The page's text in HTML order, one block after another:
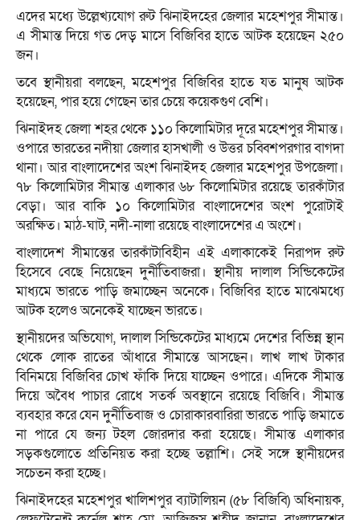
এদের মধ্যে উল্লেখ্যযোগ রুট ঝিনাইদহের জেলার মহেশপুর সীমান্ত।
এ সীমান্ত দিয়ে গত দেড় মাসে বিজিবির হাতে আটক হয়েছেন ২৫০
জন।
তবে স্থানীয়রা বলছেন, মহেশপুর বিজিবির হাতে যত মানুষ আটক
হয়েছেন, পার হয়ে গেছেন তার চেয়ে কয়েকগুণ বেশি।
ঝিনাইদহ জেলা শহর থেকে ১১০ কিলোমিটার দূরে মহেশপুর সীমান্ত।
ওপারে ভারতের নদীয়া জেলার হাসখালী ও উত্তর চব্বিশপরগার বাগদা
থানা। আর বাংলাদেশের অংশ ঝিনাইদহ জেলার মহেশপুর উপজেলা।
৭৮ কিলোমিটার সীমান্ত এলাকার ৬৮ কিলোমিটার রয়েছে তারকাঁটার
বেড়া। আর বাকি ১০ কিলোমিটার বাংলাদেশের অংশ পুরোটাই
অরক্ষিত। মাঠ-ঘাট, নদী-নালা রয়েছে বাংলাদেশের এ অংশে।
বাংলাদেশ সীমান্তের তারকাঁটাবিহীন এই এলাকাকেই নিরাপদ রুট
হিসেবে বেছে নিয়েছেন দুর্নীতিবাজরা। স্থানীয় দালাল সিন্ডিকেটের
মাধ্যমে ভারতে পাড়ি জমাচ্ছেন অনেকে। বিজিবির হাতে মাঝেমধ্যে
আটক হলেও অনেকেই যাচ্ছেন ভারতে।
স্থানীয়দের অভিযোগ, দালাল সিন্ডিকেটের মাধ্যমে দেশের বিভিন্ন স্থান
থেকে লোক রাতের আঁধারে সীমান্তে আসছেন। লাখ লাখ টাকার
বিনিময়ে বিজিবির চোখ ফাঁকি দিয়ে যাচ্ছেন ওপারে। এদিকে সীমান্ত
দিয়ে অবৈধ পাচার রোধে সতর্ক অবস্থানে রয়েছে বিজিবি। সীমান্ত
ব্যবহার করে যেন দুর্নীতিবাজ ও চোরাকারবারিরা ভারতে পাড়ি জমাতে
না পারে যে জন্য টহল জোরদার করা হয়েছে। সীমান্ত এলাকার
সড়কগুলোতে প্রতিনিয়ত করা হচ্ছে তল্লাশি। সেই সঙ্গে স্থানীয়দের
সচেতন করা হচ্ছে।
ঝিনাইদহের মহেশপুর খালিশপুর ব্যাটালিয়ন (৫৮ বিজিবি) অধিনায়ক,